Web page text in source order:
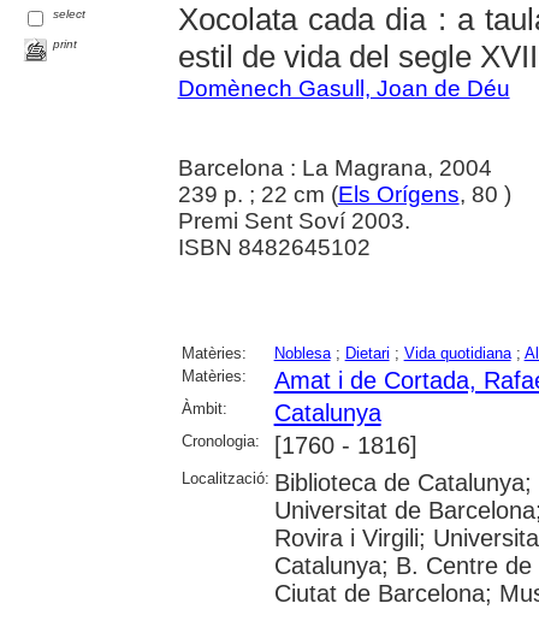
select
print
Xocolata cada dia : a
estil de vida del segle
Domènech Gasull, Joan de Déu
Barcelona : La Magrana, 2004
239 p. ; 22 cm (Els Orígens, 80 )
Premi Sent Soví 2003.
ISBN 8482645102
Matèries: Noblesa; Dietari ; Vida quotidiana;
Matèries:
Amat i de Cortada,
Àmbit: Catalunya
Cronologia: [1760 - 1816]
Localització: Biblioteca de
Universitat de
Rovira i Virgili;
Catalunya; B. Centre
Ciutat de Barcelona;